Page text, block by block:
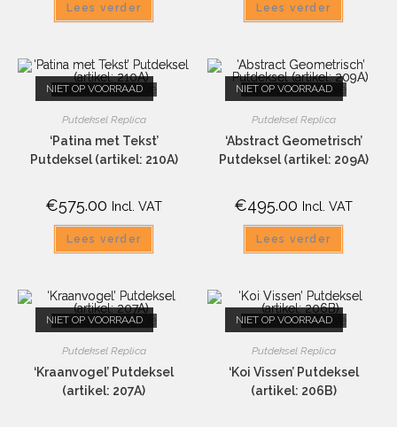
Lees verder Lees verder
NIET OP VOORRAAD
Snelle weergave
Putdeksel Replica
‘Patina met Tekst’
Putdeksel (artikel: 210A)
€575.00 Incl. VAT
Lees verder
NIET OP VOORRAAD
Snelle weergave
Putdeksel Replica
‘Abstract Geometrisch’
Putdeksel (artikel: 209A)
€495.00 Incl. VAT
Lees verder
NIET OP VOORRAAD
Snelle weergave
Putdeksel Replica
‘Kraanvogel’ Putdeksel
(artikel: 207A)
NIET OP VOORRAAD
Snelle weergave
Putdeksel Replica
‘Koi Vissen’ Putdeksel
(artikel: 206B)